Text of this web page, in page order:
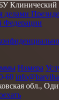
Клинический
делами
Федерации
Номера
60
обл.,